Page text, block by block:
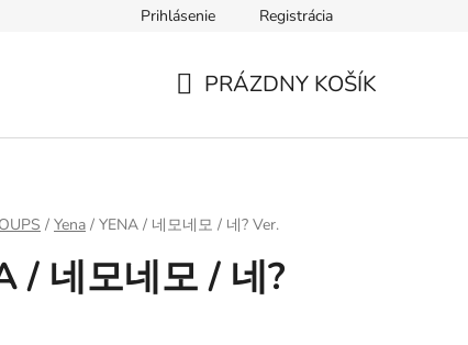
Prihlásenie Registrácia
PRÁZDNY KOŠÍK
/ Yena / YENA / 네모네모 / 네? Ver.
/ 네모네모 / 네?